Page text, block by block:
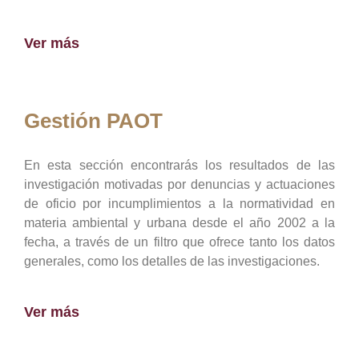
Ver más
Gestión PAOT
En esta sección encontrarás los resultados de las
investigación motivadas por denuncias y actuaciones
de oficio por incumplimientos a la normatividad en
materia ambiental y urbana desde el año 2002 a la
fecha, a través de un filtro que ofrece tanto los datos
generales, como los detalles de las investigaciones.
Ver más